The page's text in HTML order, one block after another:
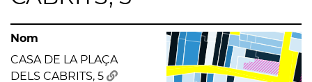
Nom
CASA DE LA PLAÇA
DELS CABRITS, 5